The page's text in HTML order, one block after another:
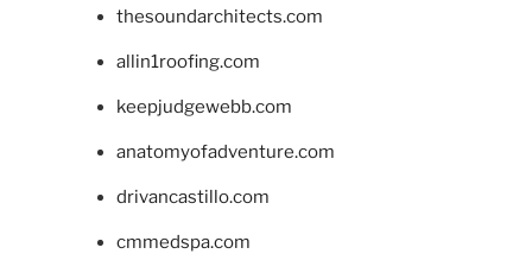
thesoundarchitects.com
allin1roofing.com
keepjudgewebb.com
anatomyofadventure.com
drivancastillo.com
cmmedspa.com